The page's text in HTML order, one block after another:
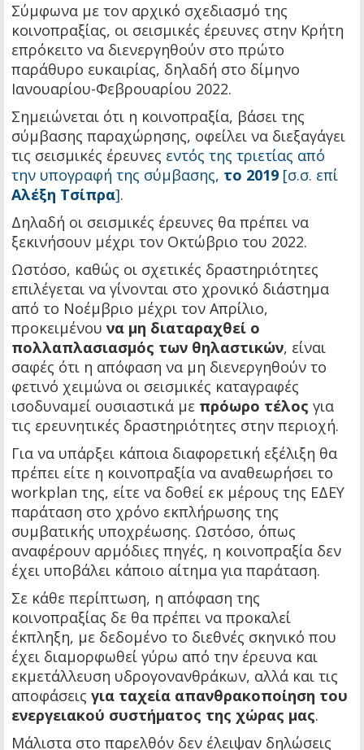
Σύμφωνα με τον αρχικό σχεδιασμό της
κοινοπραξίας, οι σεισμικές έρευνες στην Κρήτη
επρόκειτο να διενεργηθούν στο πρώτο
παράθυρο ευκαιρίας, δηλαδή στο δίμηνο
Ιανουαρίου-Φεβρουαρίου 2022.
Σημειώνεται ότι η κοινοπραξία, βάσει της
σύμβασης παραχώρησης, οφείλει να διεξαγάγει
τις σεισμικές έρευνες εντός της τριετίας από
την υπογραφή της σύμβασης, το 2019 [σ.σ. επί
Αλέξη Τσίπρα].
Δηλαδή οι σεισμικές έρευνες θα πρέπει να
ξεκινήσουν μέχρι τον Οκτώβριο του 2022.
Ωστόσο, καθώς οι σχετικές δραστηριότητες
επιλέγεται να γίνονται στο χρονικό διάστημα
από το Νοέμβριο μέχρι τον Απρίλιο,
προκειμένου να μη διαταραχθεί ο
πολλαπλασιασμός των θηλαστικών, είναι
σαφές ότι η απόφαση να μη διενεργηθούν το
φετινό χειμώνα οι σεισμικές καταγραφές
ισοδυναμεί ουσιαστικά με πρόωρο τέλος για
τις ερευνητικές δραστηριότητες στην περιοχή.
Για να υπάρξει κάποια διαφορετική εξέλιξη θα
πρέπει είτε η κοινοπραξία να αναθεωρήσει το
workplan της, είτε να δοθεί εκ μέρους της ΕΔΕΥ
παράταση στο χρόνο εκπλήρωσης της
συμβατικής υποχρέωσης. Ωστόσο, όπως
αναφέρουν αρμόδιες πηγές, η κοινοπραξία δεν
έχει υποβάλει κάποιο αίτημα για παράταση.
Σε κάθε περίπτωση, η απόφαση της
κοινοπραξίας δε θα πρέπει να προκαλεί
έκπληξη, με δεδομένο το διεθνές σκηνικό που
έχει διαμορφωθεί γύρω από την έρευνα και
εκμετάλλευση υδρογονανθράκων, αλλά και τις
αποφάσεις για ταχεία απανθρακοποίηση του
ενεργειακού συστήματος της χώρας μας.
Μάλιστα στο παρελθόν δεν έλειψαν δηλώσεις